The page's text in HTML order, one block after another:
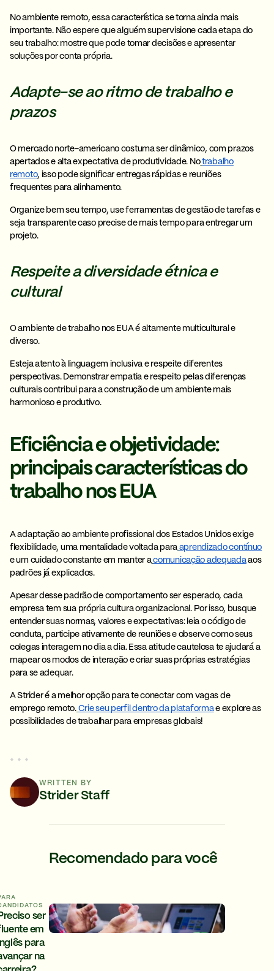
No ambiente remoto, essa característica se torna ainda mais
importante. Não espere que alguém supervisione cada etapa do
seu trabalho: mostre que pode tomar decisões e apresentar
soluções por conta própria.
Adapte-se ao ritmo de trabalho e
prazos
O mercado norte-americano costuma ser dinâmico, com prazos
apertados e alta expectativa de produtividade. Notrabalho
remoto, isso pode significar entregas rápidas e reuniões
frequentes para alinhamento.
Organize bem seu tempo, use ferramentas degestão de tarefas e
seja transparente caso precise de mais tempo para entregar um
projeto.
Respeite a diversidade étnica e
cultural
O ambiente de trabalho nos EUA é altamente multicultural e
diverso.
Esteja atento à linguagem inclusiva e respeite diferentes
perspectivas. Demonstrarempatia e respeito pelas diferenças
culturais contribui para a construção de um ambiente mais
harmonioso e produtivo.
Eficiência e objetividade:
principais características do
trabalho nos EUA
A adaptação ao ambiente profissional dos Estados Unidos exige
flexibilidade, uma mentalidade voltada para aprendizado contínuo
e um cuidado constante em manter acomunicação adequadaaos
padrões já explicados.
Apesar desse padrão de comportamento ser esperado, cada
empresa tem sua própria culturaorganizacional. Por isso, busque
entender suas normas, valores e expectativas: leia o código de
conduta, participe ativamente de reuniões e observe como seus
colegas interagem no dia a dia. Essa atitude cautelosa te ajudará a
mapear os modos de interação e criar suas próprias estratégias
para se adequar.
AStrideré a melhor opção para te conectar com vagas de
emprego remoto. Crie seu perfil dentro da plataformae explore as
possibilidades de trabalhar para empresas globais!
■ ■ ■
WRITTEN BY
Strider Staff
Recomendado para você
ser
em
para
na